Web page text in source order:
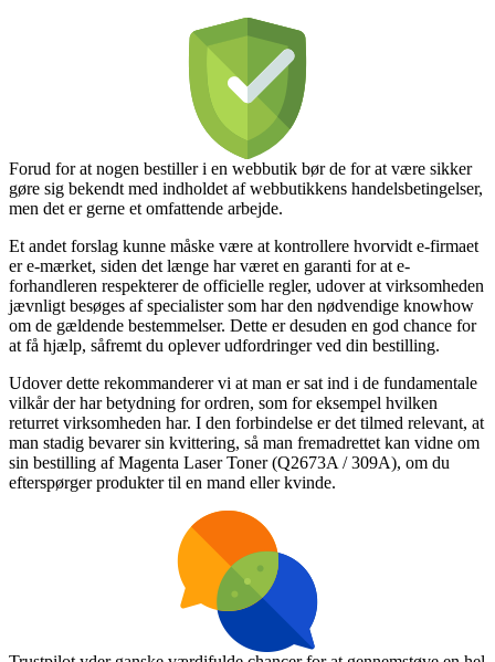
Forud for at nogen bestiller i en webbutik bør de for at være sikker
gøre sig bekendt med indholdet af webbutikkens handelsbetingelser,
men det er gerne et omfattende arbejde.
Et andet forslag kunne måske være at kontrollere hvorvidt e-firmaet
er e-mærket, siden det længe har været en garanti for at e-
forhandleren respekterer de officielle regler, udover at virksomheden
jævnligt besøges af specialister som har den nødvendige knowhow
om de gældende bestemmelser. Dette er desuden en god chance for
at få hjælp, såfremt du oplever udfordringer ved din bestilling.
Udover dette rekommanderer vi at man er sat ind i de fundamentale
vilkår der har betydning for ordren, som for eksempel hvilken
returret virksomheden har. I den forbindelse er det tilmed relevant, at
man stadig bevarer sin kvittering, så man fremadrettet kan vidne om
sin bestilling af Magenta Laser Toner (Q2673A / 309A), om du
efterspørger produkter til en mand eller kvinde.